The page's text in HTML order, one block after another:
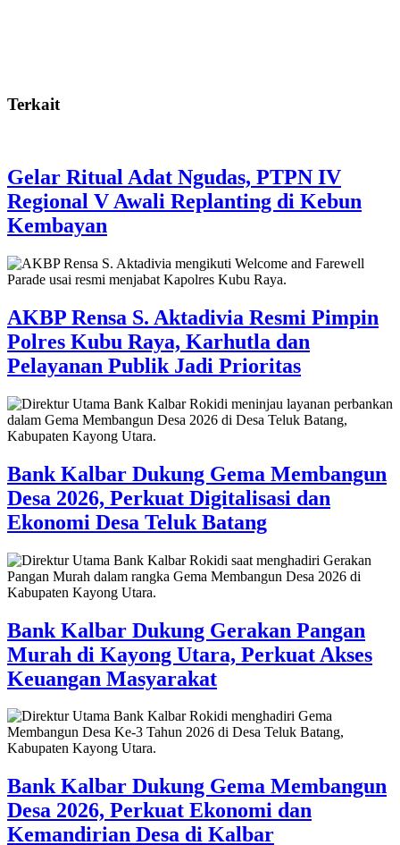
Terkait
Gelar Ritual Adat Ngudas, PTPN IV
Regional V Awali Replanting di Kebun
Kembayan
AKBP Rensa S. Aktadivia Resmi Pimpin
Polres Kubu Raya, Karhutla dan
Pelayanan Publik Jadi Prioritas
Bank Kalbar Dukung Gema Membangun
Desa 2026, Perkuat Digitalisasi dan
Ekonomi Desa Teluk Batang
Bank Kalbar Dukung Gerakan Pangan
Murah di Kayong Utara, Perkuat Akses
Keuangan Masyarakat
Bank Kalbar Dukung Gema Membangun
Desa 2026, Perkuat Ekonomi dan
Kemandirian Desa di Kalbar